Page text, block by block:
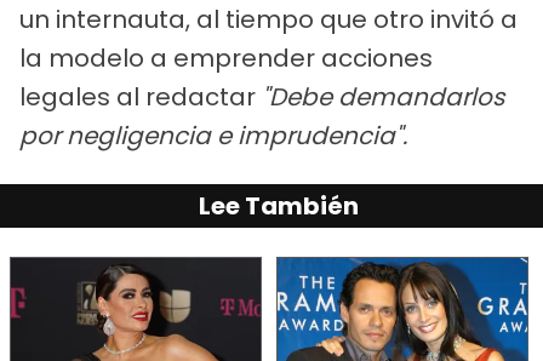
un internauta, al tiempo que otro invitó a
la modelo a emprender acciones
legales al redactar "Debe demandarlos
por negligencia e imprudencia".
Lee También